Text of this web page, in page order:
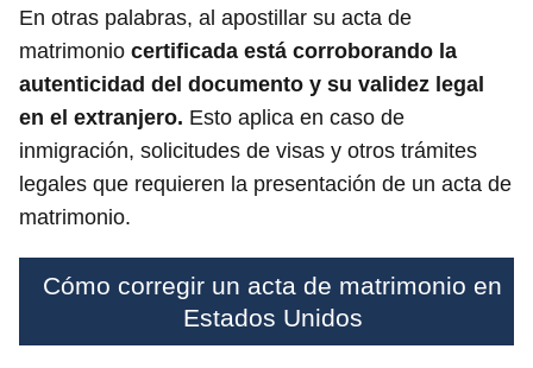
En otras palabras, al apostillar su acta de
matrimonio certificada está corroborando la
autenticidad del documento y su validez legal
en el extranjero. Esto aplica en caso de
inmigración, solicitudes de visas y otros trámites
legales que requieren la presentación de un acta de
matrimonio.
Cómo corregir un acta de matrimonio en
Estados Unidos